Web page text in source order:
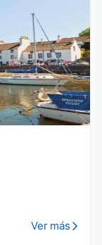
Ver más